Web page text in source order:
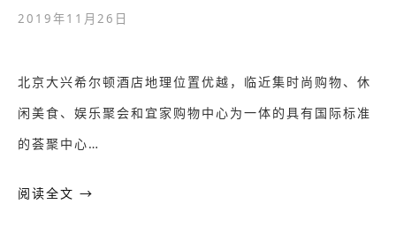
2019年11月26日
北京大兴希尔顿酒店地理位置优越，临近集时尚购物、休
闲美食、娱乐聚会和宜家购物中心为一体的具有国际标准
的荟聚中心…
阅读全文 →